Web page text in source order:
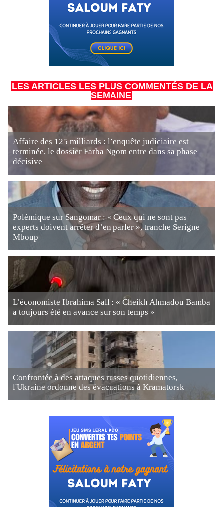
LES ARTICLES LES PLUS COMMENTÉS DE LA
SEMAINE
Affaire des 125 milliards : l’enquête judiciaire est
terminée, le dossier Farba Ngom entre dans sa phase
décisive
Polémique sur Sangomar : « Ceux qui ne sont pas
experts doivent arrêter d’en parler », tranche Serigne
Mboup
L’économiste Ibrahima Sall : « Cheikh Ahmadou Bamba
a toujours été en avance sur son temps »
Confrontée à des attaques russes quotidiennes,
l'Ukraine ordonne des évacuations à Kramatorsk